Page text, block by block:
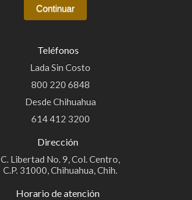
Teléfonos
Lada Sin Costo
800 220 6848
Desde Chihuahua
614 412 3200
Dirección
C. Libertad No. 9, Col. Centro,
C.P. 31000, Chihuahua, Chih.
Horario de atención